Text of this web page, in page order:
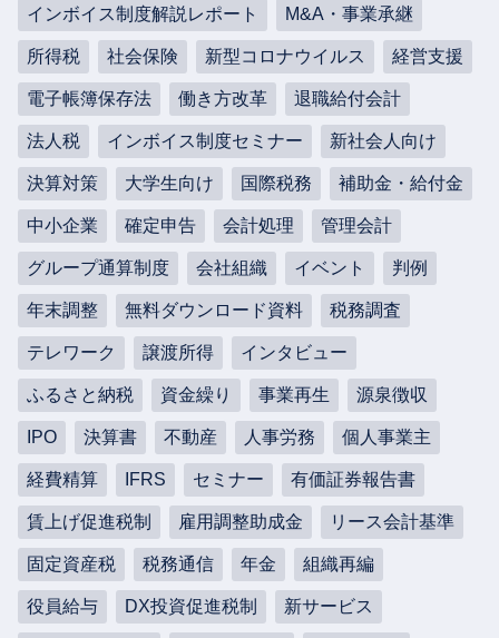
インボイス制度解説レポート M&A・事業承継
所得税 社会保険 新型コロナウイルス 経営支援
電子帳簿保存法 働き方改革 退職給付会計
法人税 インボイス制度セミナー 新社会人向け
決算対策 大学生向け 国際税務 補助金・給付金
中小企業 確定申告 会計処理 管理会計
グループ通算制度 会社組織 イベント 判例
年末調整 無料ダウンロード資料 税務調査
テレワーク 譲渡所得 インタビュー
ふるさと納税 資金繰り 事業再生 源泉徴収
IPO 決算書 不動産 人事労務 個人事業主
経費精算 IFRS セミナー 有価証券報告書
賃上げ促進税制 雇用調整助成金 リース会計基準
固定資産税 税務通信 年金 組織再編
役員給与 DX投資促進税制 新サービス